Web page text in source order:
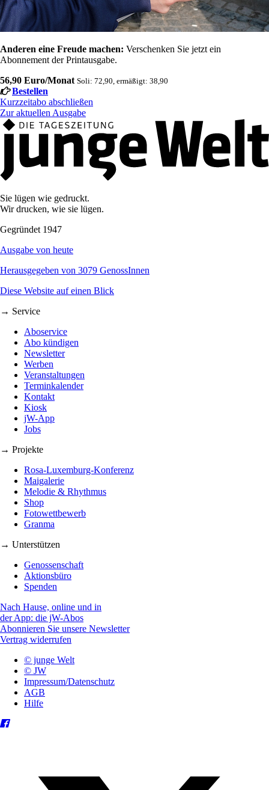
Anderen eine Freude machen: Verschenken Sie jetzt ein
Abonnement der Printausgabe.
56,90 Euro/Monat Soli: 72,90, ermäßigt: 38,90
Bestellen
Kurzzeitabo abschließen
Zur aktuellen Ausgabe
Sie lügen wie gedruckt.
Wir drucken, wie sie lügen.
Gegründet 1947
Ausgabe von heute
Herausgegeben von 3079 GenossInnen
Diese Website auf einen Blick
→ Service
Aboservice
Abo kündigen
Newsletter
Werben
Veranstaltungen
Terminkalender
Kontakt
Kiosk
jW-App
Jobs
→ Projekte
Rosa-Luxemburg-Konferenz
Maigalerie
Melodie & Rhythmus
Shop
Fotowettbewerb
Granma
→ Unterstützen
Genossenschaft
Aktionsbüro
Spenden
Nach Hause, online und in
der App: die jW-Abos
Abonnieren Sie unsere Newsletter
Vertrag widerrufen
© junge Welt
© JW
Impressum/Datenschutz
AGB
Hilfe